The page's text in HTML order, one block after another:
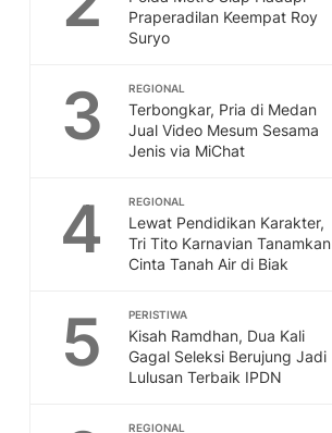
Praperadilan Keempat Roy
Suryo
3 REGIONAL
Terbongkar, Pria di Medan
Jual Video Mesum Sesama
Jenis via MiChat
4 REGIONAL
Lewat Pendidikan Karakter,
Tri Tito Karnavian Tanamkan
Cinta Tanah Air di Biak
5 PERISTIWA
Kisah Ramdhan, Dua Kali
Gagal Seleksi Berujung Jadi
Lulusan Terbaik IPDN
REGIONAL